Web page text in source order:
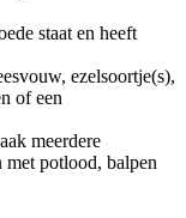
staat en heeft
ezelsoortje(s),
of een
meerdere
met potlood, balpen